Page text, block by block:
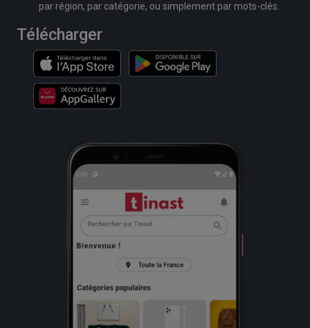
par région, par catégorie, ou simplement par mots-clés.
Télécharger